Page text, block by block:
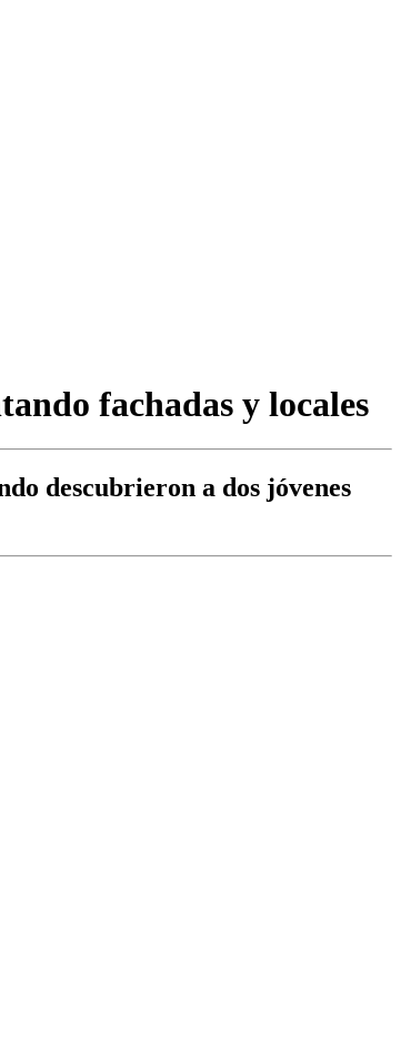
fachadas y locales
descubrieron a dos jóvenes